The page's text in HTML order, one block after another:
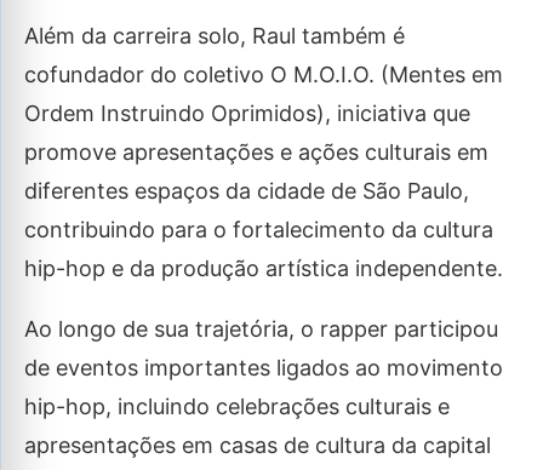
Além da carreira solo, Raul também é
cofundador do coletivo O M.O.I.O. (Mentes em
Ordem Instruindo Oprimidos), iniciativa que
promove apresentações e ações culturais em
diferentes espaços da cidade de São Paulo,
contribuindo para o fortalecimento da cultura
hip-hop e da produção artística independente.
Ao longo de sua trajetória, o rapper participou
de eventos importantes ligados ao movimento
hip-hop, incluindo celebrações culturais e
apresentações em casas de cultura da capital